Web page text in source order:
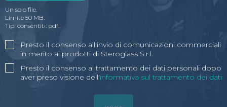
Un solo file.
Limite 50 MB.
Tipi consentiti: pdf.
Presto il consenso all'invio di comunicazioni commerciali
in merito ai prodotti di Steroglass S.r.l.
Presto il consenso al trattamento dei dati personali dopo
aver preso visione dell'informativa sul trattamento dei dati